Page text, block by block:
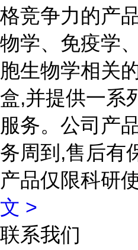
格竞争力的产
物学、免疫学
胞生物学相关
盒,并提供一系
服务。公司产
务周到,售后有
产品仅限科研
文 >
联系我们